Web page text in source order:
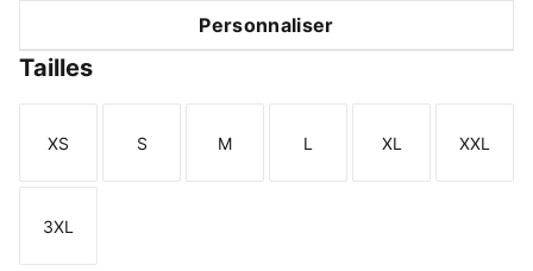
Personnaliser
Tailles
Taille
XS
Taille
S
Taille
M
Taille
L
Taille
XL
Taille
XXL
Taille
3XL